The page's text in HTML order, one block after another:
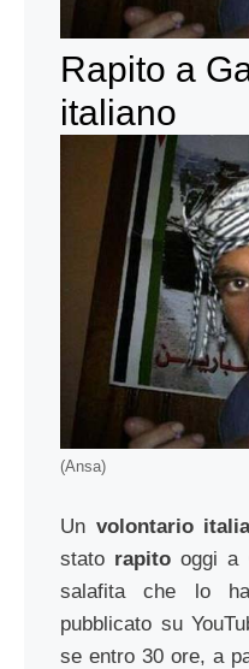
Rapito a
italiano
(Ansa)
Un volontario
stato rapitooggi a
salafita che lo
pubblicato su
se entro 30 ore, a